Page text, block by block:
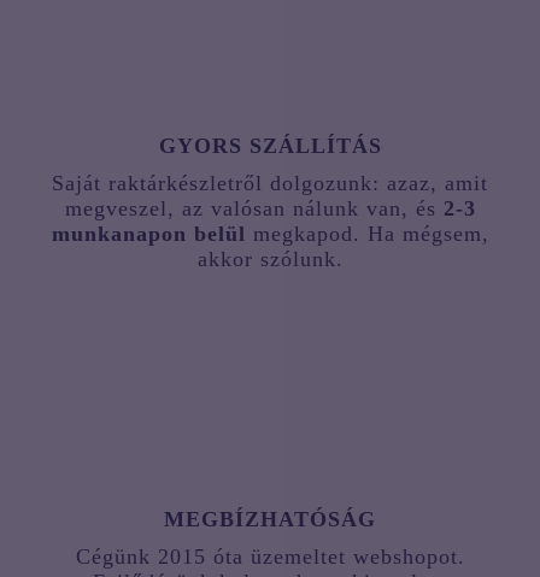
GYORS SZÁLLÍTÁS
Saját raktárkészletről dolgozunk: azaz, amit
megveszel, az valósan nálunk van, és 2-3
munkanapon belül megkapod. Ha mégsem,
akkor szólunk.
MEGBÍZHATÓSÁG
Cégünk 2015 óta üzemeltet webshopot.